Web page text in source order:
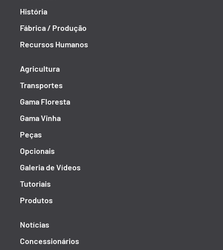
História
Fábrica / Produção
Recursos Humanos
Agricultura
Transportes
Gama Floresta
Gama Vinha
Peças
Opcionais
Galeria de Vídeos
Tutoriais
Produtos
Notícias
Concessionários